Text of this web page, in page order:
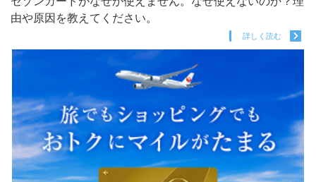
由や原因を教えてください。
詳しく読む